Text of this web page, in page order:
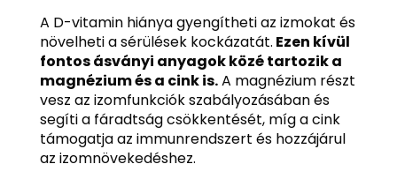
A D-vitamin hiánya gyengítheti az izmokat és
növelheti a sérülések kockázatát. Ezen kívül
fontos ásványi anyagok közé tartozik a
magnézium és a cink is.A magnézium részt
vesz az izomfunkciók szabályozásában és
segíti a fáradtság csökkentését, míg a cink
támogatja az immunrendszert és hozzájárul
az izomnövekedéshez.